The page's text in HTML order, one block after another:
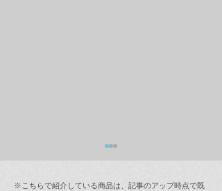
※こちらで紹介している商品は、記事のアップ時点で既